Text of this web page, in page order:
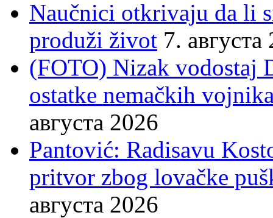
Naučnici otkrivaju da li
produži život 7. августа
(FOTO) Nizak vodostaj
ostatke nemačkih
августа 2026
Pantović: Radisavu
pritvor zbog lovačke
августа 2026